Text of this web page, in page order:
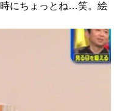
時にちょっとね…笑。絵